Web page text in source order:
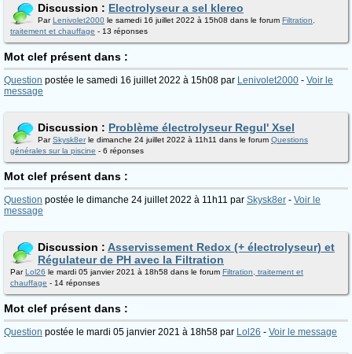
Discussion : Electrolyseur a sel klereo
ParLenivolet2000 le samedi 16 juillet 2022 à 15h08 dans le forum Filtration,
traitement et chauffage - 13 réponses
Mot clef présent dans :
Question postée le samedi 16 juillet 2022 à 15h08 par Lenivolet2000 - Voir le
message
Discussion : Problème électrolyseur Regul' Xsel
ParSkysk8erle dimanche 24 juillet 2022 à 11h11 dans le forum Questions
générales sur la piscine - 6 réponses
Mot clef présent dans :
Question postée le dimanche 24 juillet 2022 à 11h11 par Skysk8er - Voir le
message
Discussion : Asservissement Redox (+ électrolyseur) et
Régulateur de PH avec la Filtration
ParLol26 le mardi 05 janvier 2021 à 18h58 dans le forum Filtration, traitement et
chauffage - 14 réponses
Mot clef présent dans :
Question postée le mardi 05 janvier 2021 à 18h58 par Lol26 - Voir le message